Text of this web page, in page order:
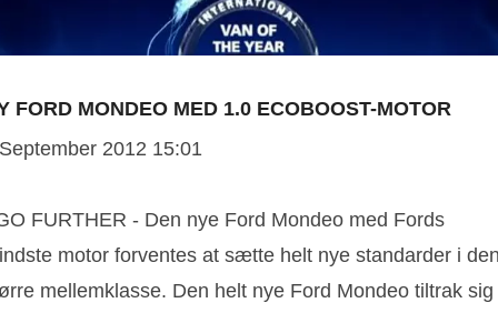
FORD MONDEO MED 1.0 ECOBOOST-MOTOR
2012 15:01
FURTHER - Den nye Ford Mondeo med Fords
motor forventes at sætte helt nye standarder i
mellemklasse. Den helt nye Ford Mondeo tiltrak sig